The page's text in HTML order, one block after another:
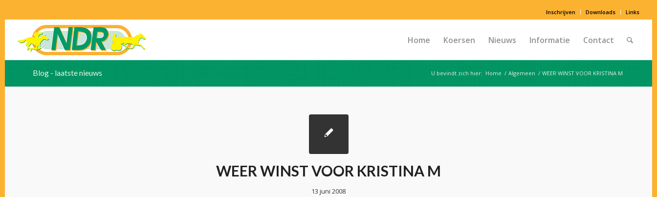
Inschrijven Downloads Links
Home Koersen Nieuws Informatie Contact
Blog - laatste nieuws U bevindt zich hier: Home / Algemeen / WEER WINST VOOR KRISTINA M
WEER WINST VOOR KRISTINA M
13 juni 2008